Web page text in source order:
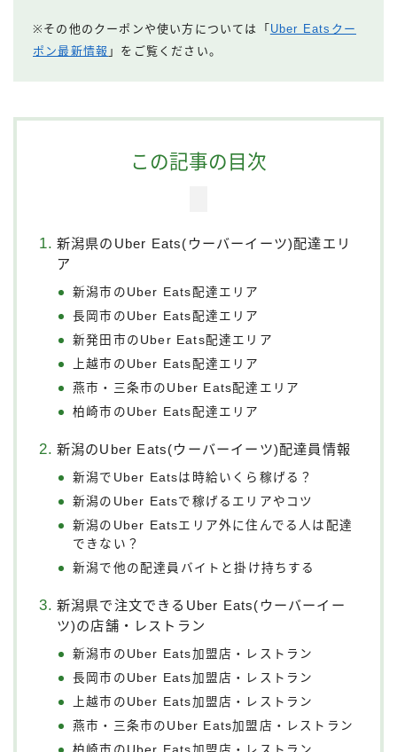
※その他のクーポンや使い方については「Uber Eatsクー
ポン最新情報 」をご覧ください。
この記事の目次
新潟県のUber Eats(ウーバーイーツ)配達エリ
ア
新潟市のUber Eats配達エリア
長岡市のUber Eats配達エリア
新発田市のUber Eats配達エリア
上越市のUber Eats配達エリア
燕市・三条市のUber Eats配達エリア
柏崎市のUber Eats配達エリア
新潟のUber Eats(ウーバーイーツ)配達員情報
新潟でUber Eatsは時給いくら稼げる？
新潟のUber Eatsで稼げるエリアやコツ
新潟のUber Eatsエリア外に住んでる人は配達
できない？
新潟で他の配達員バイトと掛け持ちする
新潟県で注文できるUber Eats(ウーバーイー
ツ)の店舗・レストラン
新潟市のUber Eats加盟店・レストラン
長岡市のUber Eats加盟店・レストラン
上越市のUber Eats加盟店・レストラン
燕市・三条市のUber Eats加盟店・レストラン